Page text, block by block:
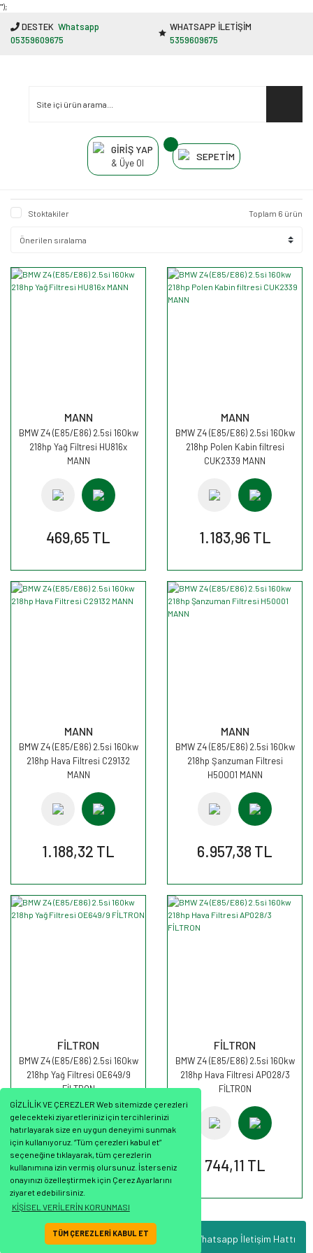
GİZLİLİK VE ÇEREZLER Web sitemizde çerezleri
gelecekteki ziyaretleriniz için tercihlerinizi
hatırlayarak size en uygun deneyimi sunmak
için kullanıyoruz. “Tüm çerezleri kabul et”
seçeneğine tıklayarak, tüm çerezlerin
kullanımına izin vermiş olursunuz. İsterseniz
onayınızı özelleştirmek için Çerez Ayarlarını
ziyaret edebilirsiniz.
KİŞİSEL VERİLERİN KORUNMASI
TÜM ÇEREZLERİ KABUL ET
"');
Whatsapp İletişim Hattı
DESTEK Whatsapp
05359609675
WHATSAPP İLETİŞİM
5359609675
GİRİŞ YAP
& Üye Ol
SEPETİM
Stoktakiler Toplam 6 ürün
MANN
BMW Z4 (E85/E86) 2.5si 160kw
218hp Yağ Filtresi HU816x
MANN
469,65 TL
MANN
BMW Z4 (E85/E86) 2.5si 160kw
218hp Polen Kabin filtresi
CUK2339 MANN
1.183,96 TL
MANN
BMW Z4 (E85/E86) 2.5si 160kw
218hp Hava Filtresi C29132
MANN
1.188,32 TL
MANN
BMW Z4 (E85/E86) 2.5si 160kw
218hp Şanzuman Filtresi
H50001 MANN
6.957,38 TL
FİLTRON
BMW Z4 (E85/E86) 2.5si 160kw
218hp Yağ Filtresi OE649/9
FİLTRON
245,14 TL
FİLTRON
BMW Z4 (E85/E86) 2.5si 160kw
218hp Hava Filtresi AP028/3
FİLTRON
744,11 TL